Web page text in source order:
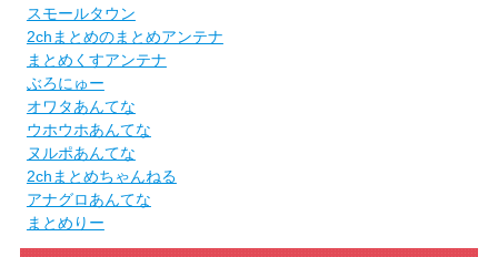
スモールタウン
2chまとめのまとめアンテナ
まとめくすアンテナ
ぶろにゅー
オワタあんてな
ウホウホあんてな
ヌルポあんてな
2chまとめちゃんねる
アナグロあんてな
まとめりー